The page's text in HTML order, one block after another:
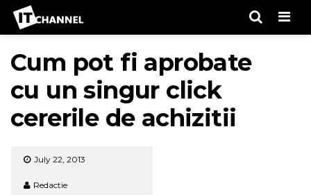
Cum pot fi aprobate
cu un singur click
cererile de achizitii
July 22, 2013
Redactie